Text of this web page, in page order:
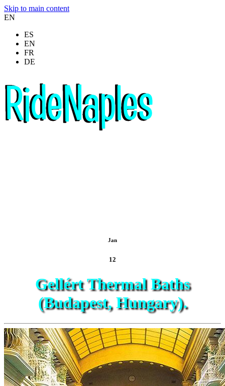
Skip to main content
EN
ES
EN
FR
DE
Jan
12
Gellért Thermal Baths
(Budapest, Hungary).